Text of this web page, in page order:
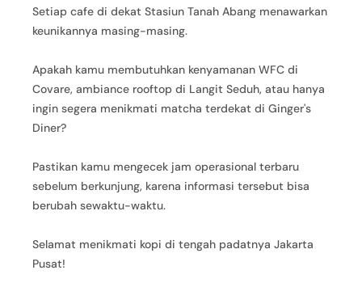
Setiap cafe di dekat Stasiun Tanah Abang menawarkan
keunikannya masing-masing.
Apakah kamu membutuhkan kenyamanan WFC di
Covare, ambiance rooftop di Langit Seduh, atau hanya
ingin segera menikmati matcha terdekat di Ginger's
Diner?
Pastikan kamu mengecek jam operasional terbaru
sebelum berkunjung, karena informasi tersebut bisa
berubah sewaktu-waktu.
Selamat menikmati kopi di tengah padatnya Jakarta
Pusat!